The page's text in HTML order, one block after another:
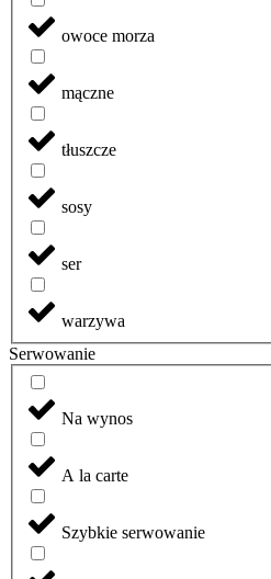
owoce morza
mączne
tłuszcze
sosy
ser
warzywa
Serwowanie
Na wynos
A la carte
Szybkie serwowanie